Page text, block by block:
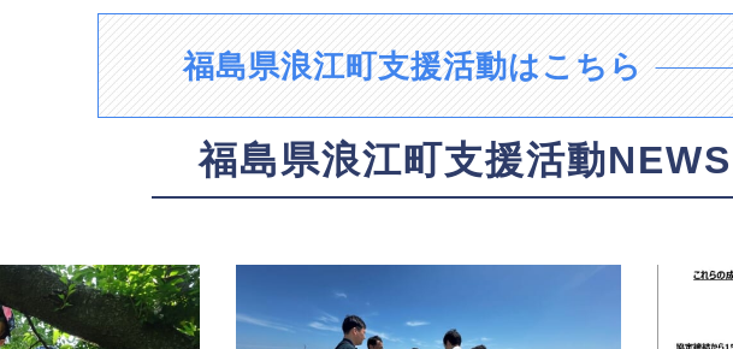
福島県浪江町支援活動はこちら
福島県浪江町支援活動NEWS